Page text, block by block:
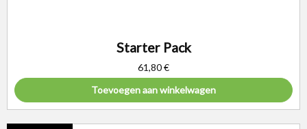
Starter Pack
61,80€
Toevoegen aan winkelwagen